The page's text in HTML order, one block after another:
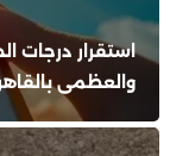
استقرار درجات
والعظمى